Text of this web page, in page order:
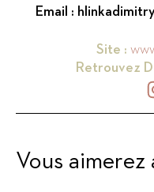
Email :
Site :
Retrouvez
Vous aimerez